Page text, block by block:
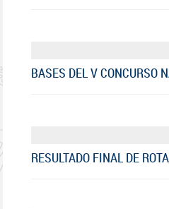
BASES DEL V CONCURSO
RESULTADO FINAL DE